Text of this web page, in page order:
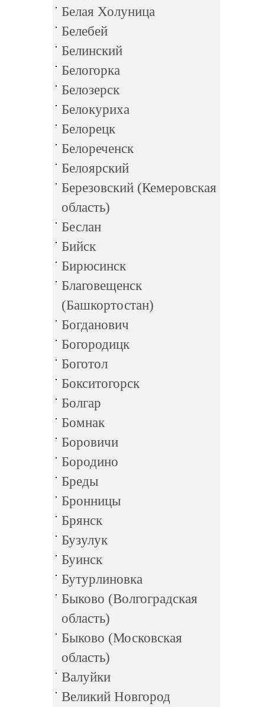
Белая Холуница
Белебей
Белинский
Белогорка
Белозерск
Белокуриха
Белорецк
Белореченск
Белоярский
Березовский (Кемеровская
область)
Беслан
Бийск
Бирюсинск
Благовещенск
(Башкортостан)
Богданович
Богородицк
Боготол
Бокситогорск
Болгар
Бомнак
Боровичи
Бородино
Бреды
Бронницы
Брянск
Бузулук
Буинск
Бутурлиновка
Быково (Волгоградская
область)
Быково (Московская
область)
Валуйки
Великий Новгород